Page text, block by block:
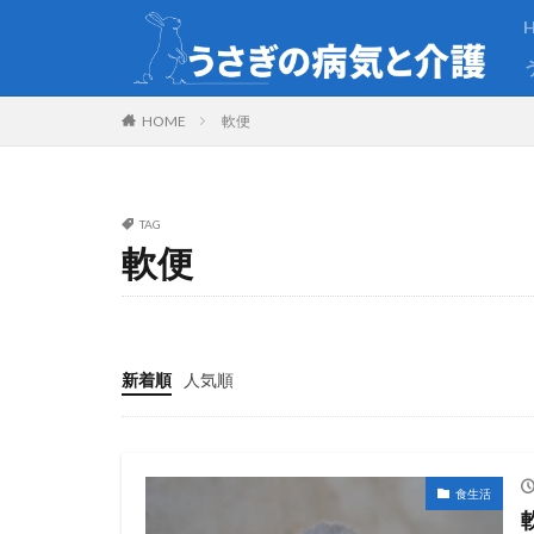
HOME 軟便
TAG
軟便
新着順 人気順
食生活